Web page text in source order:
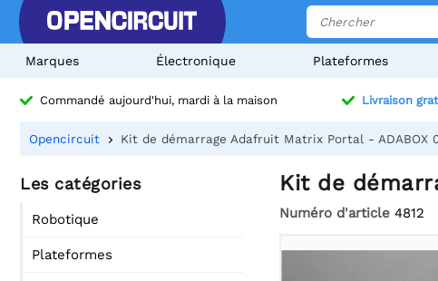
Marques Électronique Plateformes
Commandé aujourd'hui, mardi à la maison Livraison
Opencircuit Kit de démarrage Adafruit Matrix Portal - ADABOX
Les catégories
Robotique
Plateformes
Kit de
Numéro d'article 4812